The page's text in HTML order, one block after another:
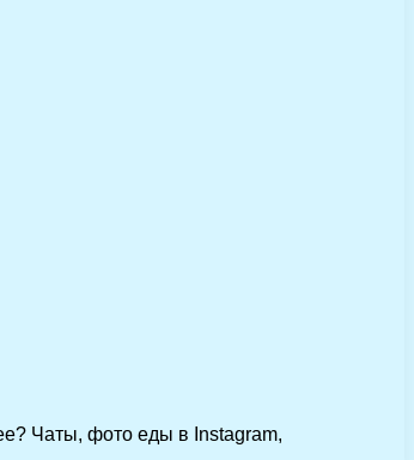
Чаты, фото еды в Instagram,